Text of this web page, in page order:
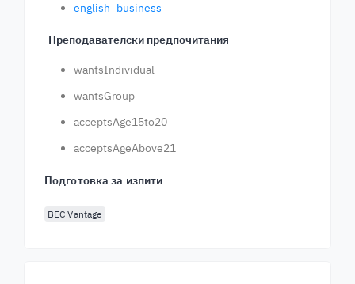
english_business
Преподавателски предпочитания
wantsIndividual
wantsGroup
acceptsAge15to20
acceptsAgeAbove21
Подготовка за изпити
BEC Vantage